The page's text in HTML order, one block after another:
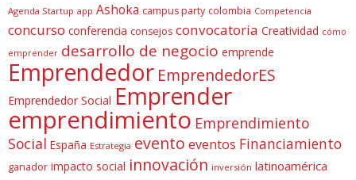
Agenda Startup app Ashoka campus party colombia Competencia
concurso conferencia consejos convocatoria Creatividad cómo
emprender desarrollo de negocio emprende
Emprendedor EmprendedorES
Emprendedor Social Emprender
emprendimiento Emprendimiento
Social España Estrategia evento eventos Financiamiento
ganador impacto social innovación inversión latinoamérica